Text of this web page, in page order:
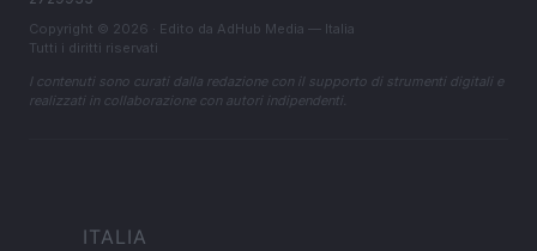
Copyright © 2026 · Edito da AdHub Media — Italia
Tutti i diritti riservati
I contenuti sono curati dalla redazione con il supporto di strumenti digitali e
realizzati in collaborazione con autori indipendenti.
ITALIA